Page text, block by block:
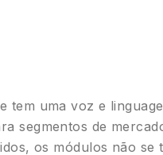
tem uma voz e
segmentos de
os módulos não se